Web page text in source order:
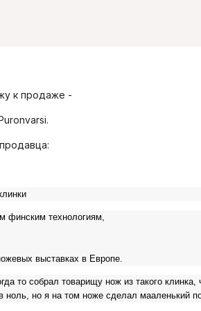
к продаже -
финским технологиям,
выставках в Европе.
то собрал товарищу нож из такого
ноль, но я на том ноже сделал мааленький